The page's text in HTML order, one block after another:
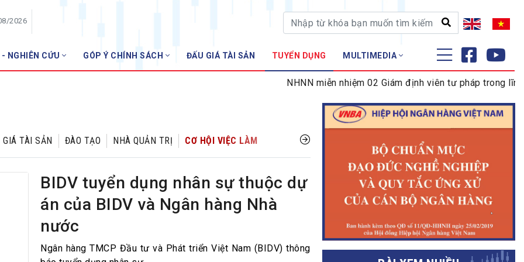
2026
NGHIÊN CỨU GÓP Ý CHÍNH SÁCH ĐẤU GIÁ TÀI SẢN TUYỂN DỤNG MULTIMEDIA
VNBA
Tập huấn
NHNN miễn nhiệm 02 Giám định viên tư pháp trong lĩnh vực tiền
TÀI SẢN ĐÀO TẠO NHÀ QUẢN TRỊ CƠ HỘI VIỆC LÀM
BIDV tuyển dụng nhân sự thuộc dự
án của BIDV và Ngân hàng Nhà
nước
Ngân hàng TMCP Đầu tư và Phát triển Việt Nam (BIDV) thông